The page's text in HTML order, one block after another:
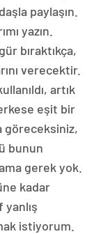
paylaşın.
yazın.
bıraktıkça,
verecektir.
artık
eşit bir
göreceksiniz,
bunun
gerek yok.
kadar
istiyorum.